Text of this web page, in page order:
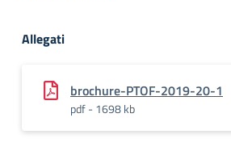
Allegati
brochure-PTOF-2019-20-1
pdf - 1698 kb